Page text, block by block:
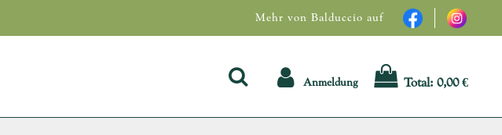
Mehr von Balduccio auf
Anmeldung Total: 0,00 €